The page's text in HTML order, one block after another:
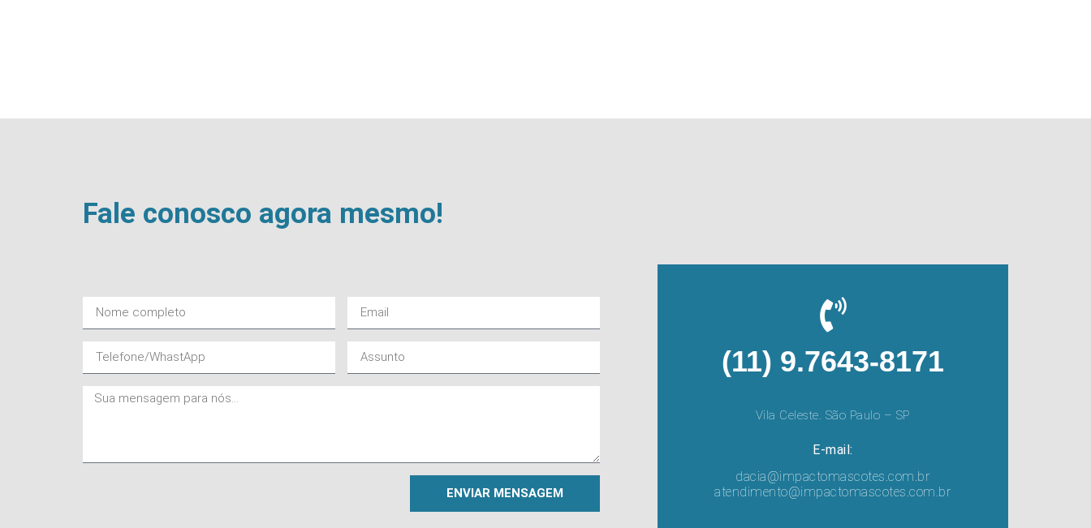
Fale conosco agora mesmo!
ENVIAR MENSAGEM
(11) 9.7643-8171
Vila Celeste. São Paulo – SP
E-mail:
dacia@impactomascotes.com.br
atendimento@impactomascotes.com.br